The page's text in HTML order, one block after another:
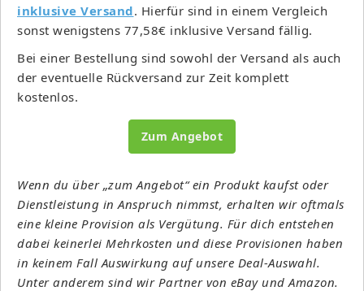
inklusive Versand. Hierfür sind in einem Vergleich
sonst wenigstens 77,58€ inklusive Versand fällig.
Bei einer Bestellung sind sowohl der Versand als auch
der eventuelle Rückversand zur Zeit komplett
kostenlos.
Zum Angebot
Wenn du über „zum Angebot“ ein Produkt kaufst oder
Dienstleistung in Anspruch nimmst, erhalten wir oftmals
eine kleine Provision als Vergütung. Für dich entstehen
dabei keinerlei Mehrkosten und diese Provisionen haben
in keinem Fall Auswirkung auf unsere Deal-Auswahl.
Unter anderem sind wir Partner von eBay und Amazon.